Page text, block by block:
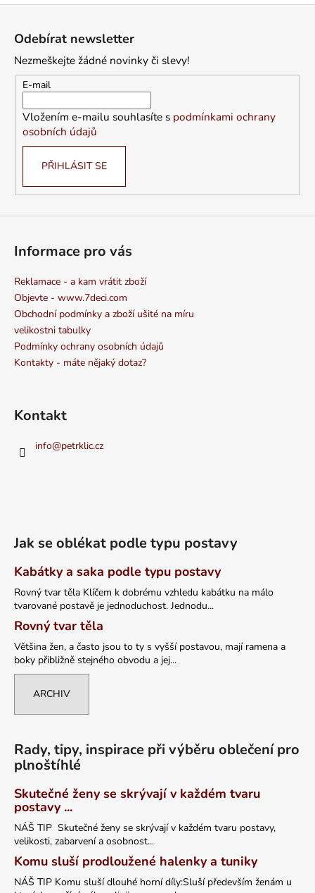
Odebírat newsletter
Nezmeškejte žádné novinky či slevy!
E-mail
Vložením e-mailu souhlasíte s podmínkami ochrany
osobních údajů
PŘIHLÁSIT SE
Informace pro vás
Reklamace - a kam vrátit zboží
Objevte - www.7deci.com
Obchodní podmínky a zboží ušité na míru
velikostni tabulky
Podmínky ochrany osobních údajů
Kontakty - máte nějaký dotaz?
Kontakt
info@petrklic.cz
Jak se oblékat podle typu postavy
Kabátky a saka podle typu postavy
Rovný tvar těla Klíčem k dobrému vzhledu kabátku na málo
tvarované postavě je jednoduchost. Jednodu...
Rovný tvar těla
Většina žen, a často jsou to ty s vyšší postavou, mají ramena a
boky přibližně stejného obvodu a jej...
ARCHIV
Rady, tipy, inspirace při výběru oblečení pro
plnoštíhlé
Skutečné ženy se skrývají v každém tvaru
postavy ...
NÁŠ TIP Skutečné ženy se skrývají v každém tvaru postavy,
velikosti, zabarvení a osobnost...
Komu sluší prodloužené halenky a tuniky
NÁŠ TIP Komu sluší dlouhé horní díly:Sluší především ženám u